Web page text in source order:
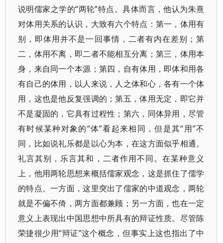
说明儒家之学的“两轮”特点。具体而言，他认为朱熹
对体用关系的认识，大致有六个特点：第一，体用有
别，即体用并不是一回事情，二者有内在差别；第
二，体用不离，即二者不能相互分离；第三，体用本
身，来自同一个本源；第四，自有体用，即体和用各
有自己的体用，以人来说，人之体和心，各有一个体
用，这也是他反复强调的；第五，体用无定，即它并
不是凝固的，它具有过程性；第六，同体异用，尽管
有时候某种对象的“体”看起来相同，但是其“用”不
同，比如说礼乐都是以心为本，在这方面似乎相通。
礼言其别，乐言其和，二者作用不同。在某种意义
上，他用两轮思想来概括儒家观念，这是抓住了儒学
的特点。一方面，这里突出了儒家的中道观念，两轮
就是不偏不倚，两方面都兼顾；另一方面，也在一定
意义上表现出中国思想中所具有的辩证性质。尽管陈
荣捷很少用“辩证”这个概念，但事实上这也指出了中